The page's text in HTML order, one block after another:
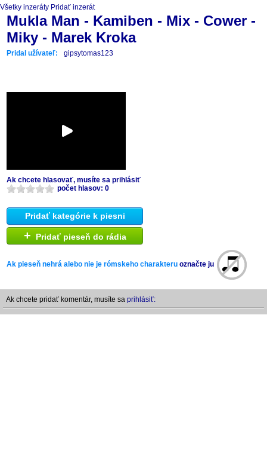
Všetky inzeráty Pridať inzerát
Mukla Man - Kamiben - Mix - Cower -
Miky - Marek Kroka
Pridal užívateľ: gipsytomas123
Ak chcete hlasovať, musíte sa prihlásiť
počet hlasov: 0
Pridať kategórie k piesni
+ Pridať pieseň do rádia
Ak pieseň nehrá alebo nie je rómskeho charakteru označte ju
Ak chcete pridať komentár, musíte sa prihlásiť: